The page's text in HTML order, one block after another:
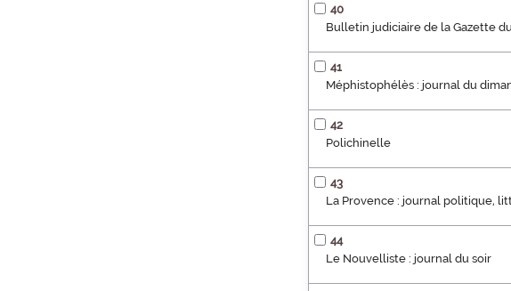
40
Bulletin judiciaire de la Gazette
41
Méphistophélès : journal du
42
Polichinelle
43
La Provence : journal politique,
44
Le Nouvelliste : journal du soir